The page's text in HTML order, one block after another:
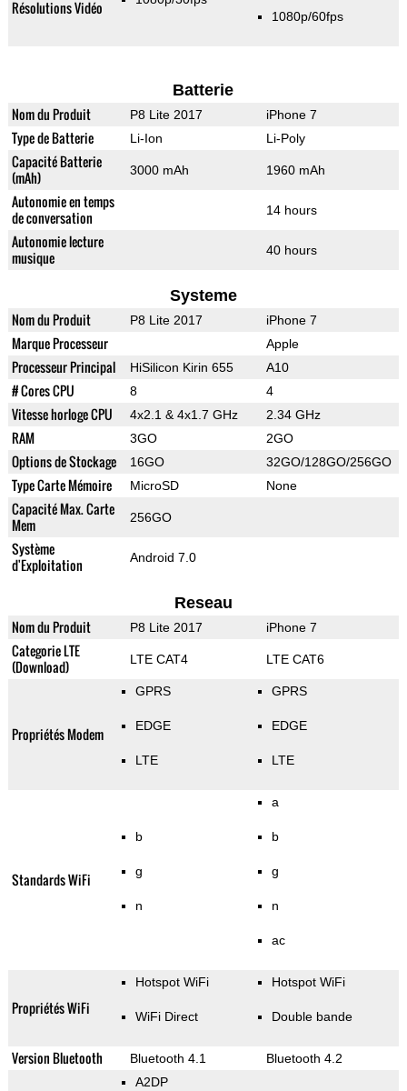
Résolutions Vidéo
1080p/60fps
Batterie
Nom du Produit P8 Lite 2017 iPhone 7
Type de Batterie Li-Ion Li-Poly
Capacité Batterie
(mAh)
3000 mAh 1960 mAh
Autonomie en temps
de conversation
14 hours
Autonomie lecture
musique
40 hours
Systeme
Nom du Produit P8 Lite 2017 iPhone 7
Marque Processeur Apple
Processeur Principal HiSilicon Kirin 655 A10
# Cores CPU 8 4
Vitesse horloge CPU 4x2.1 & 4x1.7 GHz 2.34 GHz
RAM 3GO 2GO
Options de Stockage 16GO 32GO/128GO/256GO
Type Carte Mémoire MicroSD None
Capacité Max. Carte
Mem
256GO
Système
d'Exploitation
Android 7.0
Reseau
Nom du Produit P8 Lite 2017 iPhone 7
Categorie LTE
(Download)
LTE CAT4 LTE CAT6
Propriétés Modem
GPRS
EDGE
LTE
GPRS
EDGE
LTE
Standards WiFi
b
g
n
a
b
g
n
ac
Propriétés WiFi
Hotspot WiFi
WiFi Direct
Hotspot WiFi
Double bande
Version Bluetooth Bluetooth 4.1 Bluetooth 4.2
A2DP